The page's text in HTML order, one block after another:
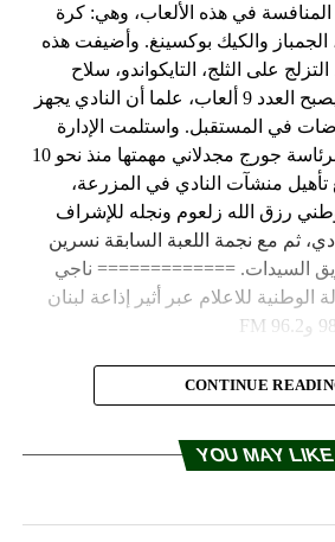
في هذه الألعاب، وهي: كرة
الجمباز والكيك بوكسينغ. وأضيفت هذه
على الثلج، التايكواندو، سلاح
المبارزة والمصارعة، ليصبح العدد 9 ألعاب، علما أن النادي يجهز
في المستقبل. واستلمت الإدارة
الجديدة لنادي التعاضد برئاسة جورج مجدلاني مهمتها منذ نحو 10
تأهيل منشآت النادي في المزرعة،
رزق الله زلعوم ونجله للإشراف
ثم مع نجمة اللعبة السابقة نسرين
السيدات. ============= ناجي
الوطنية للاعلام عبر أثير إذاعة لبنان
بقرارات الموازنة:حان
CONTINUE
YOU MAY LIKE